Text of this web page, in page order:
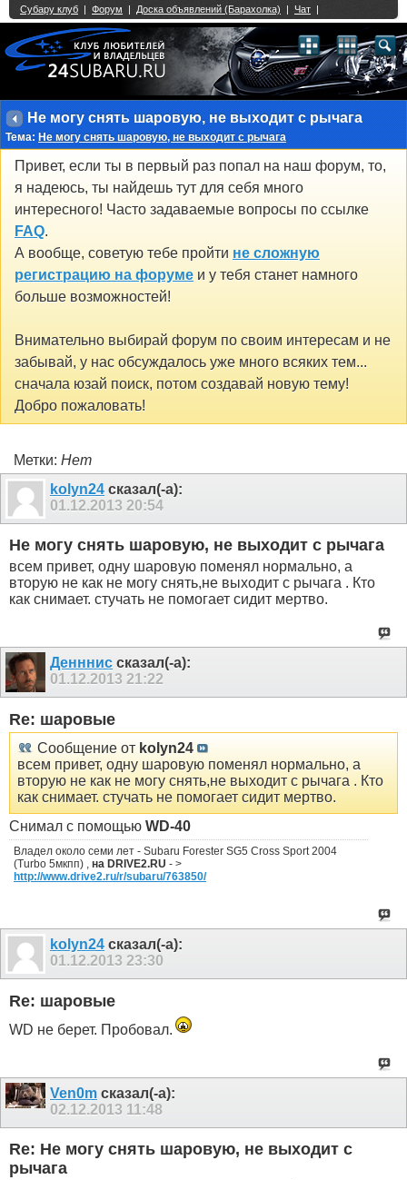
Не могу снять шаровую, не выходит с рычага
Тема: Не могу снять шаровую, не выходит с рычага
Привет, если ты в первый раз попал на наш форум, то,
я надеюсь, ты найдешь тут для себя много
интересного! Часто задаваемые вопросы по ссылке
FAQ.
А вообще, советую тебе пройти не сложную
регистрацию на форуме и у тебя станет намного
больше возможностей!
Внимательно выбирай форум по своим интересам и не
забывай, у нас обсуждалось уже много всяких тем...
сначала юзай поиск, потом создавай новую тему!
Добро пожаловать!
Метки: Нет
kolyn24 сказал(-а):
01.12.2013 20:54
Не могу снять шаровую, не выходит с рычага
всем привет, одну шаровую поменял нормально, а
вторую не как не могу снять,не выходит с рычага . Кто
как снимает. стучать не помогает сидит мертво.
Денннис сказал(-а):
01.12.2013 21:22
Re: шаровые
Сообщение от kolyn24
всем привет, одну шаровую поменял нормально, а
вторую не как не могу снять,не выходит с рычага . Кто
как снимает. стучать не помогает сидит мертво.
Снимал с помощью WD-40
Владел около семи лет - Subaru Forester SG5 Cross Sport 2004
(Turbo 5мкпп) , на DRIVE2.RU - >
http://www.drive2.ru/r/subaru/763850/
kolyn24 сказал(-а):
01.12.2013 23:30
Re: шаровые
WD не берет. Пробовал.
Ven0m сказал(-а):
02.12.2013 11:48
Re: Не могу снять шаровую, не выходит с
рычага
Single Sign On provided byvBSSO
2 3 4 5 6 7 8 9 10 11 12 13 14 15 16 17 18 21 22 23 24 25 26
27 28 29 30 31 32 33 34 35 36 37 38 39 40 41 42 43